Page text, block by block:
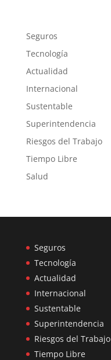
Seguros
Tecnología
Actualidad
Internacional
Sustentable
Superintendencia
Riesgos del Trabajo
Tiempo Libre
Salud
Seguros
Tecnología
Actualidad
Internacional
Sustentable
Superintendencia
Riesgos del Trabajo
Tiempo Libre